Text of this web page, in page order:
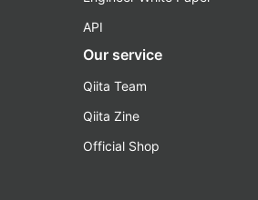
API
Our service
Qiita Team
Qiita Zine
Official Shop